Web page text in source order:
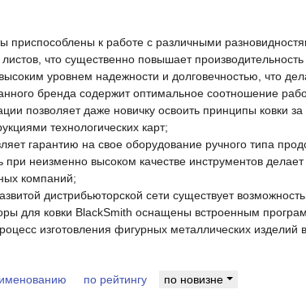
приспособлены к работе с различными
что существенно повышает производительность
уровнем надежности и долговечностью, что
бренда содержит оптимальное соотношение
позволяет даже новичку освоить принципы ковки
технологических карт;
гарантию на свое оборудование ручного типа
при неизменно высоком качестве инструментов
компаний;
дистрибьюторской сети существует
для ковки BlackSmith оснащены встроенным
изготовления фигурных металлических изделий
по рейтингу по новизне